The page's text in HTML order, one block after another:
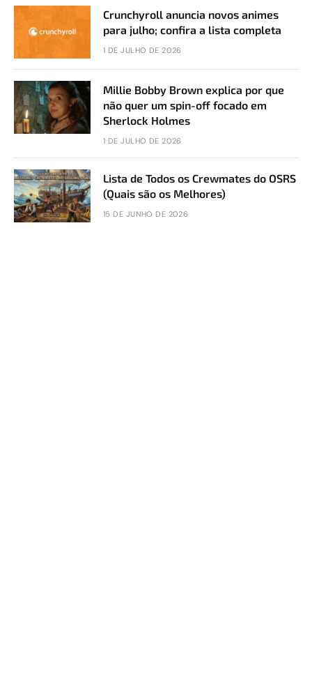
Crunchyroll anuncia novos animes
para julho; confira a lista completa
1 DE JULHO DE 2026
Millie Bobby Brown explica por que
não quer um spin-off focado em
Sherlock Holmes
1 DE JULHO DE 2026
Lista de Todos os Crewmates do OSRS
(Quais são os Melhores)
15 DE JUNHO DE 2026